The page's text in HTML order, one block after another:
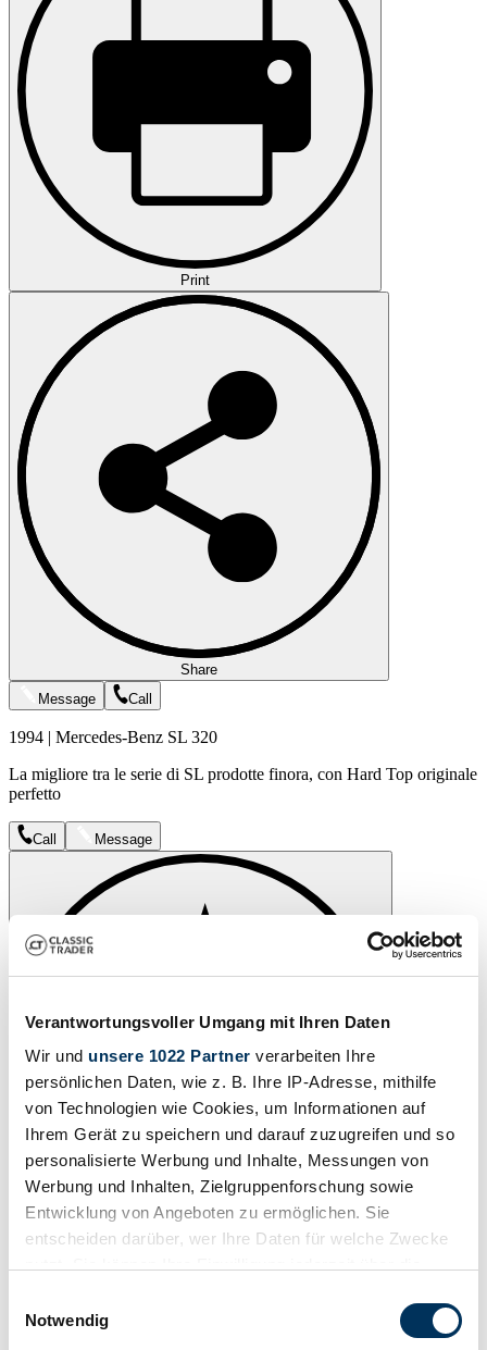
Verantwortungsvoller Umgang mit Ihren Daten
Wir und unsere 1022 Partner verarbeiten Ihre
persönlichen Daten, wie z. B. Ihre IP-Adresse, mithilfe
von Technologien wie Cookies, um Informationen auf
Ihrem Gerät zu speichern und darauf zuzugreifen und so
personalisierte Werbung und Inhalte, Messungen von
Werbung und Inhalten, Zielgruppenforschung sowie
Entwicklung von Angeboten zu ermöglichen. Sie
entscheiden darüber, wer Ihre Daten für welche Zwecke
Trigger Symbol ändern oder widerrufen
Notwendig
Print
Share
Message
Call
1994 | Mercedes-Benz SL 320
La migliore tra le serie di SL prodotte finora, con Hard Top originale
perfetto
Call Message